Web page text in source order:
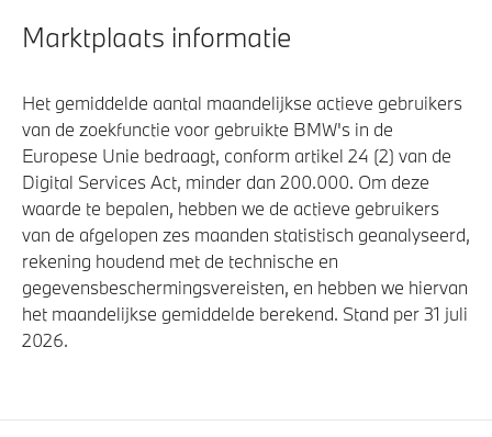
Marktplaats informatie
Het gemiddelde aantal maandelijkse actieve gebruikers
van de zoekfunctie voor gebruikte BMW's in de
Europese Unie bedraagt, conform artikel 24 (2) van de
Digital Services Act, minder dan 200.000. Om deze
waarde te bepalen, hebben we de actieve gebruikers
van de afgelopen zes maanden statistisch geanalyseerd,
rekening houdend met de technische en
gegevensbeschermingsvereisten, en hebben we hiervan
het maandelijkse gemiddelde berekend. Stand per 31 juli
2026.